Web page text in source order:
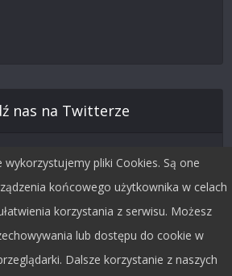
nas na Twitterze
wykorzystujemy pliki Cookies. Są one
końcowego użytkownika w celach
korzystania z serwisu. Możesz
lub dostępu do cookie w
Dalsze korzystanie z naszych